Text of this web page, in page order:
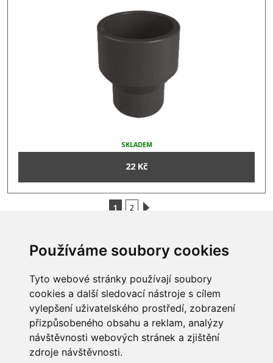
Používáme soubory cookies
Tyto webové stránky používají soubory
cookies a další sledovací nástroje s cílem
vylepšení uživatelského prostředí, zobrazení
přizpůsobeného obsahu a reklam, analýzy
návštěvnosti webových stránek a zjištění
zdroje návštěvnosti.
SKLADEM
22 Kč
1 2
Obchodní podmínky
Zpracování a ochrana
osobních údajů
Jak nakupovat
O nás
Kontakt
Všechna práva vyhrazena
Bravura s.r.o. © 2026
profesionální webové stránky: triangl web